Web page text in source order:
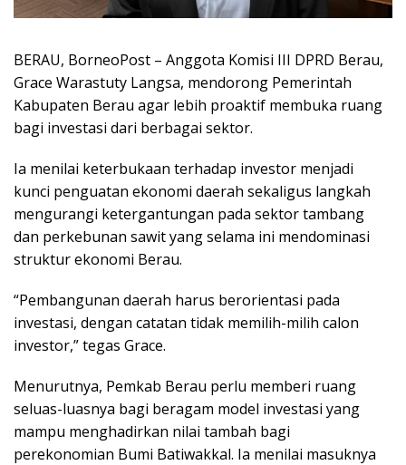
BERAU, BorneoPost – Anggota Komisi III DPRD Berau,
Grace Warastuty Langsa, mendorong Pemerintah
Kabupaten Berau agar lebih proaktif membuka ruang
bagi investasi dari berbagai sektor.
Ia menilai keterbukaan terhadap investor menjadi
kunci penguatan ekonomi daerah sekaligus langkah
mengurangi ketergantungan pada sektor tambang
dan perkebunan sawit yang selama ini mendominasi
struktur ekonomi Berau.
“Pembangunan daerah harus berorientasi pada
investasi, dengan catatan tidak memilih-milih calon
investor,” tegas Grace.
Menurutnya, Pemkab Berau perlu memberi ruang
seluas-luasnya bagi beragam model investasi yang
mampu menghadirkan nilai tambah bagi
perekonomian Bumi Batiwakkal. Ia menilai masuknya